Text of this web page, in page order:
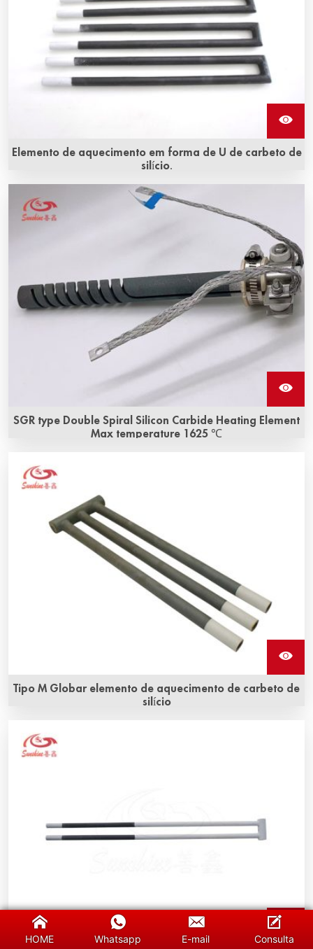
Elemento de aquecimento em forma de U de carbeto de
silício.
Elementos de aquecimento de carbeto de silício do tipo U
são usados em muitos de nossos fornos e fornalhas de
SGR type Double Spiral Silicon Carbide Heating Element
Max temperature 1625 ℃
preço razoável! Nosso negócio abrange Elemento de
Aquecimento de SiC e elemento de aquecimento de
Tipo M Globar elemento de aquecimento de carbeto de
silício
entrega rápida. Consulte agora sobre elementos de
aquecimento de carbeto de silício Globar! A Sunshine tem
HOME Whatsapp E-mail Consulta